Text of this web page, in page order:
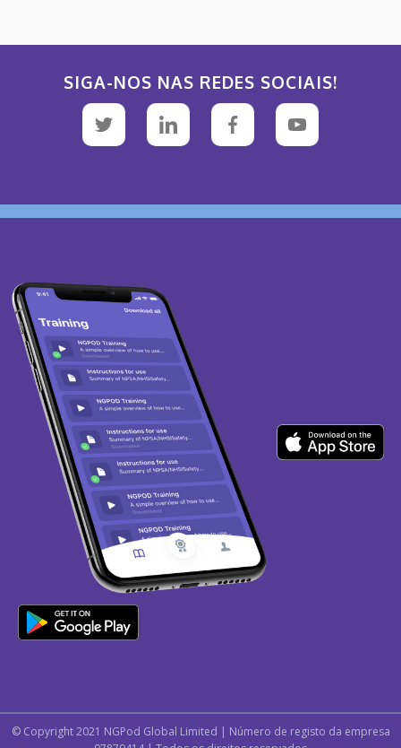
SIGA-NOS NAS REDES SOCIAIS!
© Copyright 2021 NGPod Global Limited | Número de registo da empresa